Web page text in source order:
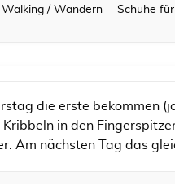
/ Wandern
Schuhe
die erste bekommen
in den
Am nächsten Tag das